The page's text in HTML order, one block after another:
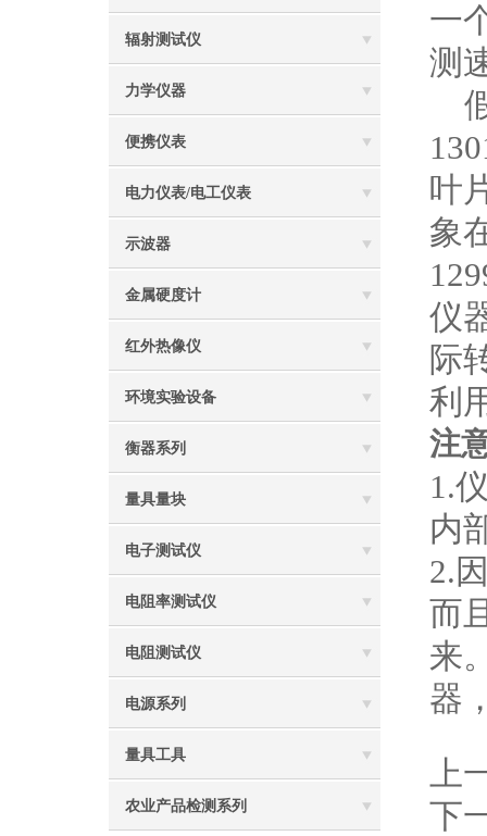
辐射测试仪
力学仪器
便携仪表
电力仪表/电工仪表
示波器
金属硬度计
红外热像仪
环境实验设备
衡器系列
量具量块
电子测试仪
电阻率测试仪
电阻测试仪
电源系列
量具工具
农业产品检测系列
一
测
叶
象
仪
际
利
注
1.
内
2.
而
来
器
上
下